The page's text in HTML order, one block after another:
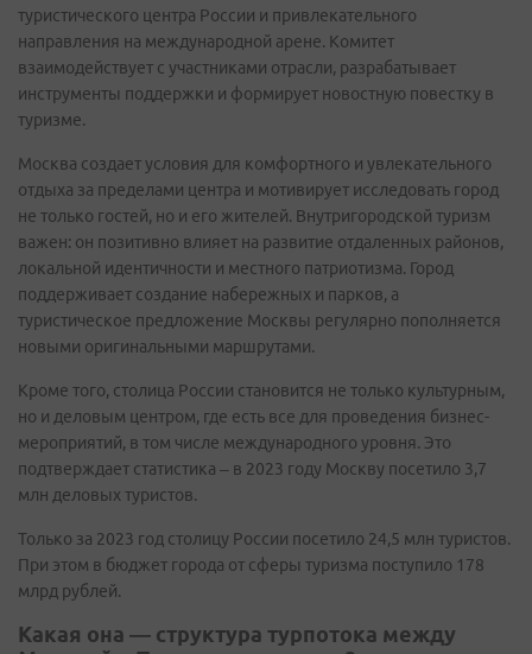
туристического центра России и привлекательного
направления на международной арене. Комитет
взаимодействует с участниками отрасли, разрабатывает
инструменты поддержки и формирует новостную повестку в
туризме.
Москва создает условия для комфортного и увлекательного
отдыха за пределами центра и мотивирует исследовать город
не только гостей, но и его жителей. Внутригородской туризм
важен: он позитивно влияет на развитие отдаленных районов,
локальной идентичности и местного патриотизма. Город
поддерживает создание набережных и парков, а
туристическое предложение Москвы регулярно пополняется
новыми оригинальными маршрутами.
Кроме того, столица России становится не только культурным,
но и деловым центром, где есть все для проведения бизнес-
мероприятий, в том числе международного уровня. Это
подтверждает статистика – в 2023 году Москву посетило 3,7
млн деловых туристов.
Только за 2023 год столицу России посетило 24,5 млн туристов.
При этом в бюджет города от сферы туризма поступило 178
млрд рублей.
Какая она — структура турпотока между